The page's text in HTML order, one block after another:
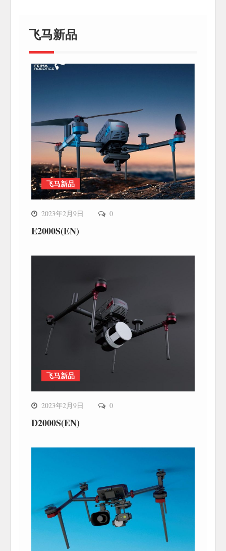
飞马新品
飞马新品
2023年2月9日 0
E2000S(EN)
飞马新品
2023年2月9日 0
D2000S(EN)